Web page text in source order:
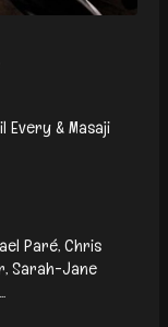
Every & Masaji
Paré, Chris
Sarah-Jane